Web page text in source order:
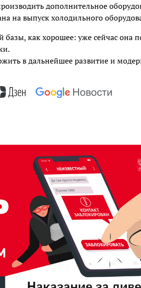
дополнительное
на выпуск холодильного
как хорошее: уже сейчас она
в дальнейшее развитие и